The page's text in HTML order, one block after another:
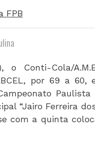
FPB
Conti-Cola/
por 69 a 60,
Paulista
“Jairo Ferreira
com a quinta